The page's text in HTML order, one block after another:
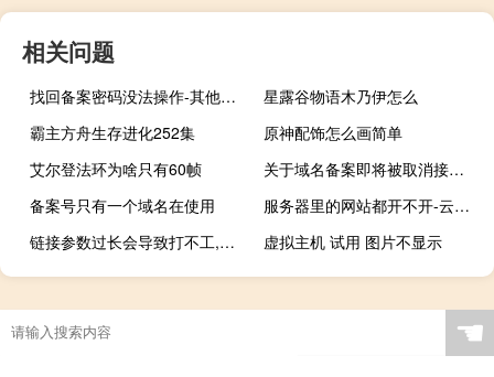
相关问题
找回备案密码没法操作-其他问题
星露谷物语木乃伊怎么
霸主方舟生存进化252集
原神配饰怎么画简单
艾尔登法环为啥只有60帧
关于域名备案即将被取消接入的问题
备案号只有一个域名在使用
服务器里的网站都开不开-云服务器问题
链接参数过长会导致打不工,请帮忙设置谢谢
虚拟主机 试用 图片不显示
☚